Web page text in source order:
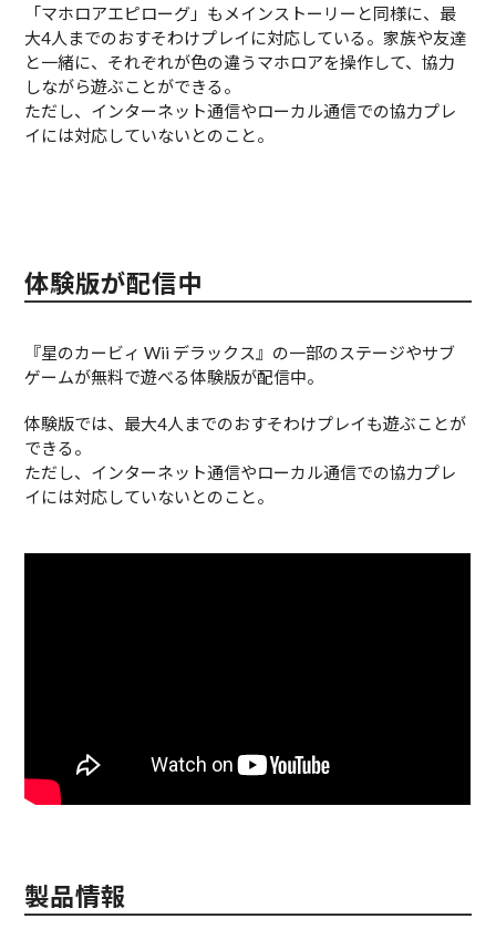
「マホロアエピローグ」もメインストーリーと同様に、最
大4人までのおすそわけプレイに対応している。家族や友達
と一緒に、それぞれが色の違うマホロアを操作して、協力
しながら遊ぶことができる。
ただし、インターネット通信やローカル通信での協力プレ
イには対応していないとのこと。
体験版が配信中
『星のカービィ Wii デラックス』の一部のステージやサブ
ゲームが無料で遊べる体験版が配信中。
体験版では、最大4人までのおすそわけプレイも遊ぶことが
できる。
ただし、インターネット通信やローカル通信での協力プレ
イには対応していないとのこと。
製品情報